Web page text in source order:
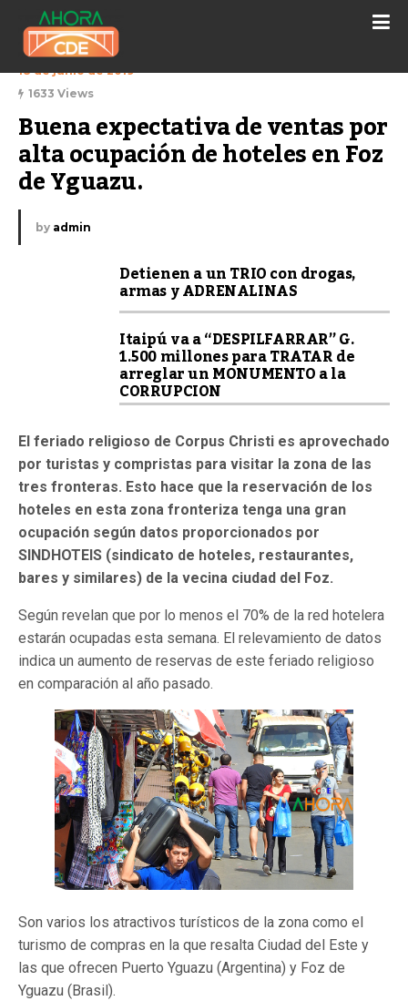
18 de junio de 2019
1633 Views
Buena expectativa de ventas por
alta ocupación de hoteles en Foz
de Yguazu.
by admin
Detienen a un TRIO con drogas,
armas y ADRENALINAS
Itaipú va a “DESPILFARRAR” G.
1.500 millones para TRATAR de
arreglar un MONUMENTO a la
CORRUPCION
El feriado religioso de Corpus Christi es aprovechado
por turistas y compristas para visitar la zona de las
tres fronteras. Esto hace que la reservación de los
hoteles en esta zona fronteriza tenga una gran
ocupación según datos proporcionados por
SINDHOTEIS (sindicato de hoteles, restaurantes,
bares y similares) de la vecina ciudad del Foz.
Según revelan que por lo menos el 70% de la red hotelera
estarán ocupadas esta semana. El relevamiento de datos
indica un aumento de reservas de este feriado religioso
en comparación al año pasado.
Son varios los atractivos turísticos de la zona como el
turismo de compras en la que resalta Ciudad del Este y
las que ofrecen Puerto Yguazu (Argentina) y Foz de
Yguazu (Brasil).